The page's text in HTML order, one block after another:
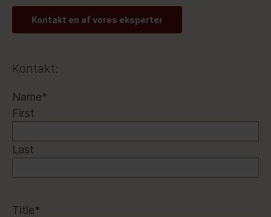
Kontakt en af vores eksperter
Kontakt:
Name*
First
Last
Title*